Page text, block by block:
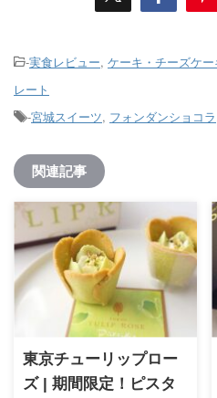
-実食レビュー, ケーキ・チーズケ
レート
-宮城スイーツ, フォンダンショコラ
関連記事
東京チューリップロー
ズ | 期間限定！ピスタ